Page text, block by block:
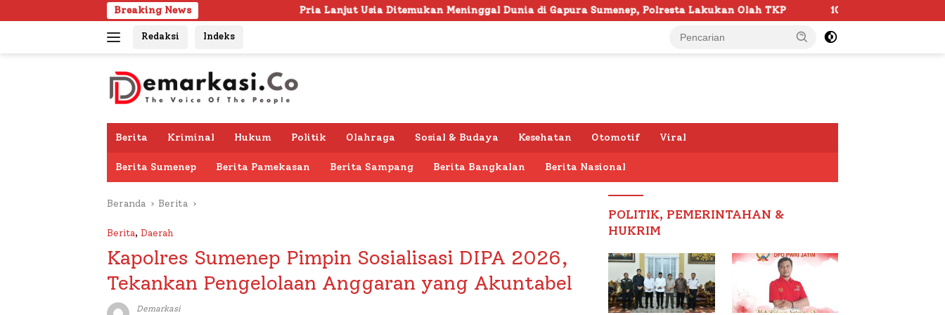
ke
Breaking NewsPria Lanjut Usia Ditemukan Meninggal Dunia di Gapura Sumenep, Polresta Lakukan Olah TKP 103 Kafilah Siap Ramaikan MTQ KORPRI
Redaksi Indeks
Berita Kriminal Hukum Politik Olahraga Sosial & Budaya Kesehatan Otomotif Viral
Berita Sumenep Berita Pamekasan Berita Sampang Berita Bangkalan Berita Nasional
Beranda Berita
Berita, Daerah
Kapolres Sumenep Pimpin Sosialisasi DIPA 2026,
Tekankan Pengelolaan Anggaran yang Akuntabel
Demarkasi
POLITIK, PEMERINTAHAN &
HUKRIM